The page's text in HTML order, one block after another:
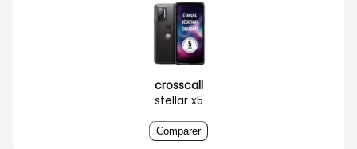
crosscall
stellar x5
Comparer